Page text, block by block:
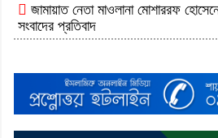
জামায়াত নেতা মাওলানা মোশাররফ
সংবাদের প্রতিবাদ